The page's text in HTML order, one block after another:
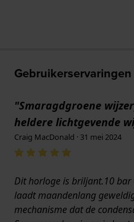
Gebruikerservaringen
"Smaragdgroene
heldere lichtgevende
Craig MacDonald · 31 mei 2024
Dit horloge is briljant.10
laadt maandenlang
mechanisme dat de